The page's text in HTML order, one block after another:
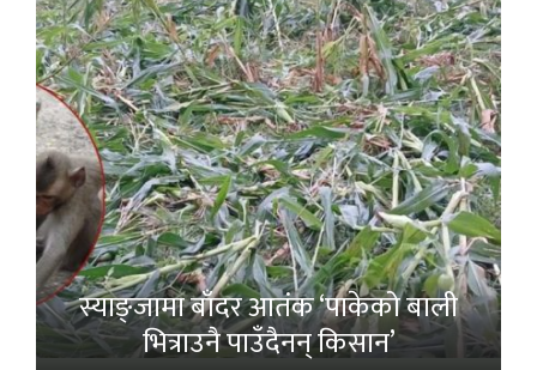
स्याङ्जामा बाँदर आतंक ‘पाकेको बाली
भित्राउनै पाउँदैनन् किसान’